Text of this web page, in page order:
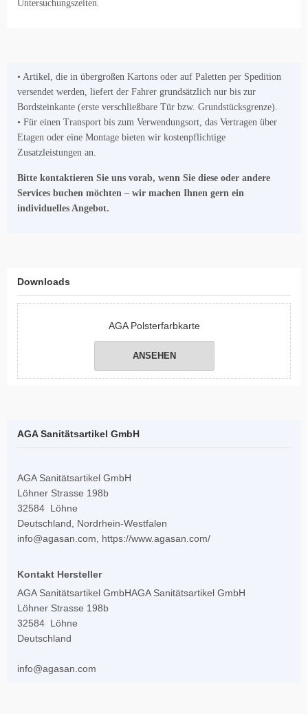
Untersuchungszeiten.
• Artikel, die in übergroßen Kartons oder auf Paletten per Spedition
versendet werden, liefert der Fahrer grundsätzlich nur bis zur
Bordsteinkante (erste verschließbare Tür bzw. Grundstücksgrenze).
• Für einen Transport bis zum Verwendungsort, das Vertragen über
Etagen oder eine Montage bieten wir kostenpflichtige
Zusatzleistungen an.
Bitte kontaktieren Sie uns vorab, wenn Sie diese oder andere
Services buchen möchten – wir machen Ihnen gern ein
individuelles Angebot.
Downloads
AGA Polsterfarbkarte
ANSEHEN
AGA Sanitätsartikel GmbH
AGA Sanitätsartikel GmbH
Löhner Strasse 198b
32584 Löhne
Deutschland, Nordrhein-Westfalen
info@agasan.com, https://www.agasan.com/
Kontakt Hersteller
AGA Sanitätsartikel GmbHAGA Sanitätsartikel GmbH
Löhner Strasse 198b
32584 Löhne
Deutschland
info@agasan.com